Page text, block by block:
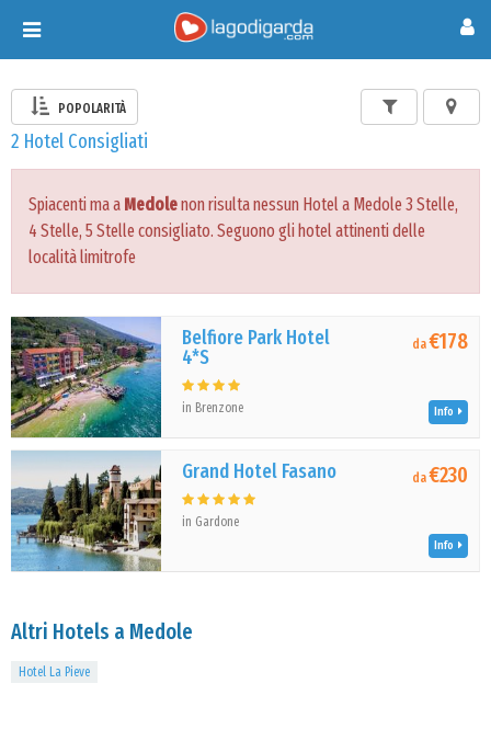
Toggle
navigation
POPOLARITÀ
2 Hotel Consigliati
Spiacenti ma a Medolenon risulta nessun Hotel a Medole 3 Stelle,
4 Stelle, 5 Stelle consigliato. Seguono gli hotel attinenti delle
località limitrofe
Belfiore Park Hotel
4*S
in Brenzone
da€178
Info
Grand Hotel Fasano
in Gardone
da€230
Info
Altri Hotels a Medole
Hotel La Pieve